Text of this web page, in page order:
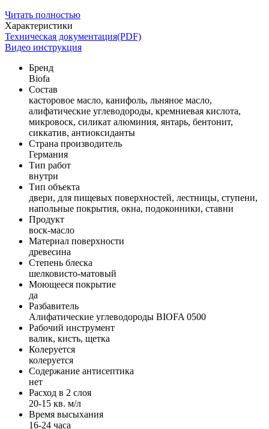
Читать полностью
Характеристики
Техническая документация(PDF)
Видео инструкция
Бренд
Biofa
Состав
касторовое масло, канифоль, льняное масло,
алифатические углеводороды, кремниевая кислота,
микровоск, силикат алюминия, янтарь, бентонит,
сиккатив, антиоксиданты
Страна производитель
Германия
Тип работ
внутри
Тип объекта
двери, для пищевых поверхностей, лестницы, ступени,
напольные покрытия, окна, подоконники, ставни
Продукт
воск-масло
Материал поверхности
древесина
Степень блеска
шелковисто-матовый
Моющееся покрытие
да
Разбавитель
Алифатические углеводороды BIOFA 0500
Рабочий инструмент
валик, кисть, щетка
Колеруется
колеруется
Содержание антисептика
нет
Расход в 2 слоя
20-15 кв. м/л
Время высыхания
16-24 часа